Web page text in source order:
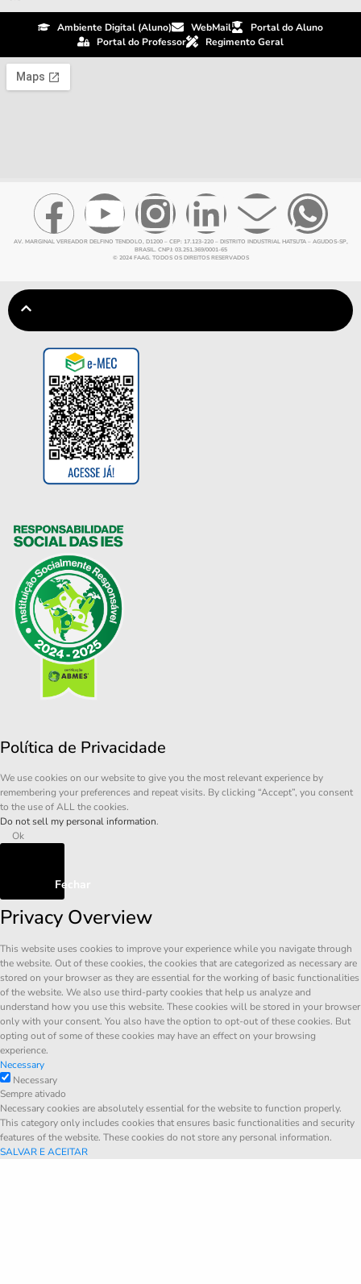
Ambiente Digital (Aluno) WebMail
Portal do Aluno
Portal do Professor
Regimento Geral
AV. MARGINAL VEREADOR DELFINO TENDOLO, D1200 – CEP: 17.123-220 – DISTRITO INDUSTRIAL HATSUTA – AGUDOS-SP,
BRASIL. CNPJ: 03.251.369/0001-65
© 2024 FAAG. TODOS OS DIREITOS RESERVADOS
Política de Privacidade
We use cookies on our website to give you the most relevant experience by
remembering your preferences and repeat visits. By clicking “Accept”, you consent
to the use of ALL the cookies.
Do not sell my personal information.
Ok
Fechar
Privacy Overview
This website uses cookies to improve your experience while you navigate through
the website. Out of these cookies, the cookies that are categorized as necessary are
stored on your browser as they are essential for the working of basic functionalities
of the website. We also use third-party cookies that help us analyze and
understand how you use this website. These cookies will be stored in your browser
only with your consent. You also have the option to opt-out of these cookies. But
opting out of some of these cookies may have an effect on your browsing
experience.
Necessary
Necessary
Sempre ativado
Necessary cookies are absolutely essential for the website to function properly.
This category only includes cookies that ensures basic functionalities and security
features of the website. These cookies do not store any personal information.
SALVAR E ACEITAR